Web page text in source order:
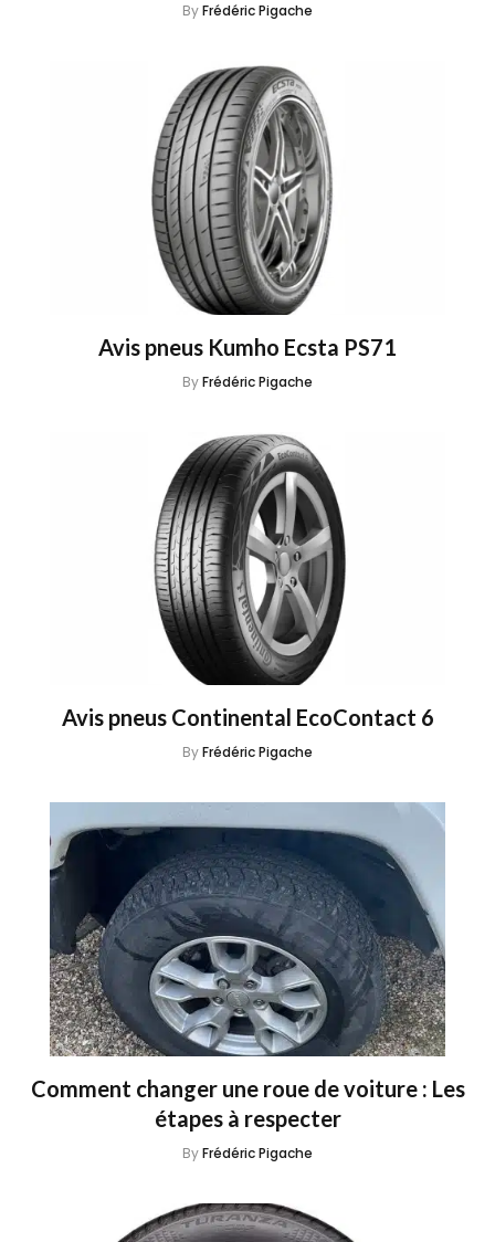
ByFrédéric Pigache
Avis pneus Kumho Ecsta PS71
ByFrédéric Pigache
Avis pneus Continental EcoContact 6
ByFrédéric Pigache
Comment changer une roue de voiture : Les
étapes à respecter
ByFrédéric Pigache